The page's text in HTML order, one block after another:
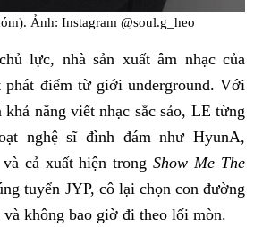
Ảnh: Instagram @soul.g_heo
lực, nhà sản xuất âm nhạc của
phát điểm từ giới underground. Với
năng viết nhạc sắc sảo, LE từng
nghệ sĩ đình đám như HyunA,
và cả xuất hiện trongShow Me The
tuyển JYP, cô lại chọn con đường
không bao giờ đi theo lối mòn.